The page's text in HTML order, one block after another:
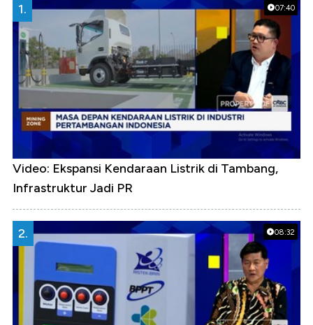
07:40
1.
Video: Ekspansi Kendaraan Listrik di Tambang,
Infrastruktur Jadi PR
08:32
2.